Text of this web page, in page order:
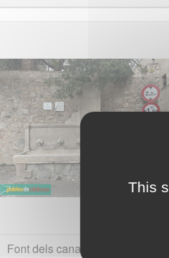
Font dels canalots i rentadors
This